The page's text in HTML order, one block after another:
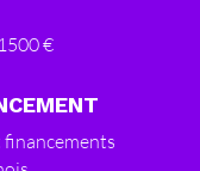
€
financements